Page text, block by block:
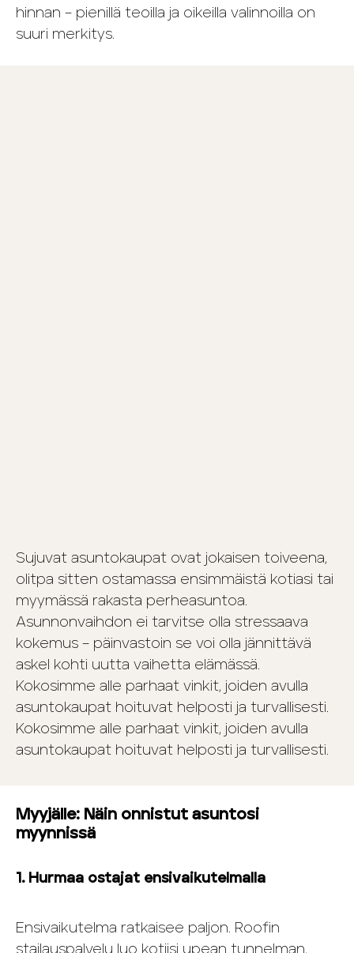
hinnan – pienillä teoilla ja oikeilla valinnoilla on
suuri merkitys.
Sujuvat asuntokaupat ovat jokaisen toiveena,
olitpa sitten ostamassa ensimmäistä kotiasi tai
myymässä rakasta perheasuntoa.
Asunnonvaihdon ei tarvitse olla stressaava
kokemus – päinvastoin se voi olla jännittävä
askel kohti uutta vaihetta elämässä.
Kokosimme alle parhaat vinkit, joiden avulla
asuntokaupat hoituvat helposti ja turvallisesti.
Kokosimme alle parhaat vinkit, joiden avulla
asuntokaupat hoituvat helposti ja turvallisesti.
Myyjälle: Näin onnistut asuntosi
myynnissä
1. Hurmaa ostajat ensivaikutelmalla
Ensivaikutelma ratkaisee paljon. Roofin
stailauspalvelu luo kotiisi upean tunnelman,